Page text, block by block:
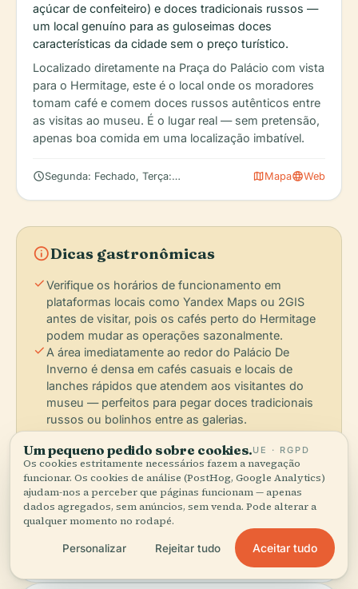
açúcar de confeiteiro) e doces tradicionais russos —
um local genuíno para as guloseimas doces
características da cidade sem o preço turístico.
Localizado diretamente na Praça do Palácio com vista
para o Hermitage, este é o local onde os moradores
tomam café e comem doces russos autênticos entre
as visitas ao museu. É o lugar real — sem pretensão,
apenas boa comida em uma localização imbatível.
scheduleSegunda: Fechado, Terça: 10:30 – 18:00, Quarta: 10:30 – 20:00
mapMapalanguageWeb
infoDicas gastronômicas
checkVerifique os horários de funcionamento em
plataformas locais como Yandex Maps ou 2GIS
antes de visitar, pois os cafés perto do Hermitage
podem mudar as operações sazonalmente.
check A área imediatamente ao redor do Palácio De
Inverno é densa em cafés casuais e locais de
lanches rápidos que atendem aos visitantes do
museu — perfeitos para pegar doces tradicionais
russos ou bolinhos entre as galerias.
checkO centro histórico de São Petersburgo é um
Patrimônio Mundial da UNESCO; muitos
estabelecimentos gastronômicos refletem o
significado cultural e o charme histórico da cidade.
Dvortsovaya Naberezhnaya (Aterro do Palácio) — cafés
adjacentes ao museu com vista para o Hermitage
Um pequeno pedido sobre cookies.UE · RGPD
Os cookies estritamente necessários fazem a navegação
funcionar. Os cookies de análise (PostHog, Google Analytics)
ajudam-nos a perceber que páginas funcionam — apenas
dados agregados, sem anúncios, sem venda. Pode alterar a
qualquer momento no rodapé.
Personalizar Rejeitar tudo Aceitar tudo